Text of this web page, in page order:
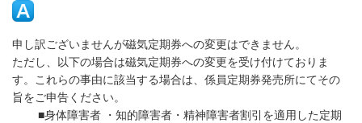
申し訳ございませんが磁気定期券への変更はできません。
ただし、以下の場合は磁気定期券への変更を受け付けておりま
す。これらの事由に該当する場合は、係員定期券発売所にてその
旨をご申告ください。
■身体障害者 ・知的障害者・精神障害者割引を適用した定期